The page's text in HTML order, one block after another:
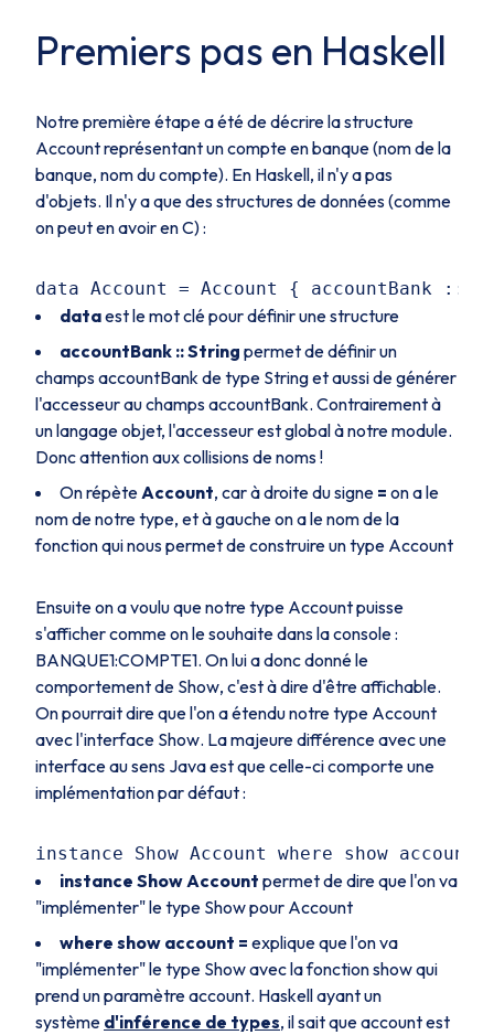
Premiers pas en Haskell
Notre première étape a été de décrire la structure
Accountreprésentant un compte en banque (nom de la
banque, nom du compte). En Haskell, il n'y a pas
d'objets. Il n'y a que des structures de données (comme
on peut en avoir en C) :
dataest le mot clé pour définir une structure
accountBank :: String permet de définir un
champsaccountBankde type Stringet aussi de générer
l'accesseur au champsaccountBank. Contrairement à
un langage objet, l'accesseur est global à notre module.
Donc attention aux collisions de noms !
On répèteAccount, car à droite du signe = on a le
nom de notre type, et à gauche on a le nom de la
fonction qui nous permet de construire un type Account
Ensuite on a voulu que notre type Accountpuisse
s'afficher comme on le souhaite dans la console :
BANQUE1:COMPTE1. On lui a donc donné le
comportement de Show, c'est à dire d'être affichable.
On pourrait dire que l'on a étendu notre type Account
avec l'interface Show. La majeure différence avec une
interface au sens Java est que celle-ci comporte une
implémentation par défaut :
instance Show Account permet de dire que l'on va
"implémenter" le type Showpour Account
where show account = explique que l'on va
"implémenter" le type Showavec la fonctionshowqui
prend un paramètreaccount. Haskell ayant un
système d'inférence de types, il sait queaccountest